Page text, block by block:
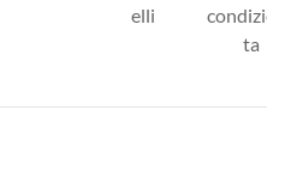
elli
ta